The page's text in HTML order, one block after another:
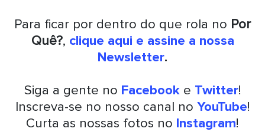
Para ficar por dentro do que rola no Por
Quê?, clique aqui e assine a nossa
Newsletter.
Siga a gente no Facebooke Twitter!
Inscreva-se no nosso canal no YouTube!
Curta as nossas fotos no Instagram!